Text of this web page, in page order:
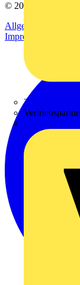
Zumtobel
Adalbert
© 2002-
Allgemeine
Impressum